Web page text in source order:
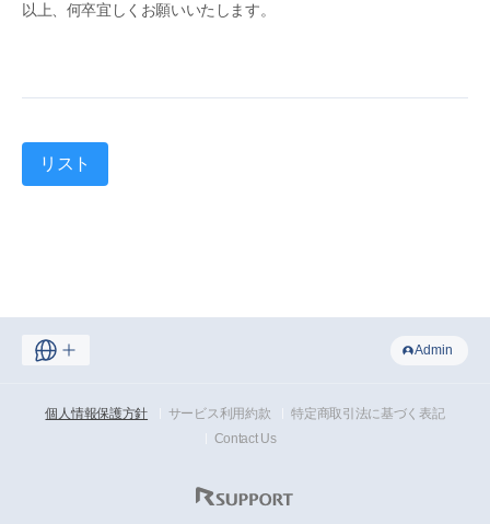
以上、何卒宜しくお願いいたします。
リスト
Admin
個人情報保護方針 サービス利用約款
特定商取引法に基づく表記
Contact Us